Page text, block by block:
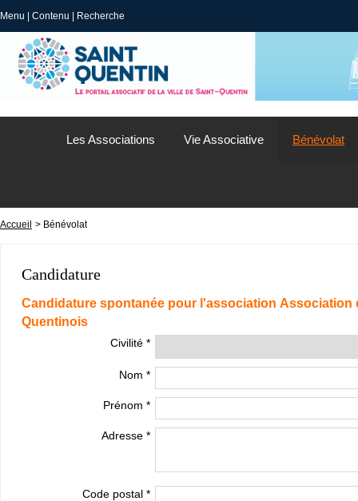
Menu Contenu Recherche
Les Associations Vie Associative Bénévolat
Accueil > Bénévolat
Candidature
Candidature spontanée pour l'association Association
Quentinois
Civilité *
Nom *
Prénom *
Adresse *
Code postal *